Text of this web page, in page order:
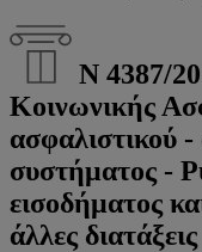
Ν 4387/
Κοινωνικής
ασφαλιστικού -
συστήματος -
εισοδήματος
άλλες διατάξεις